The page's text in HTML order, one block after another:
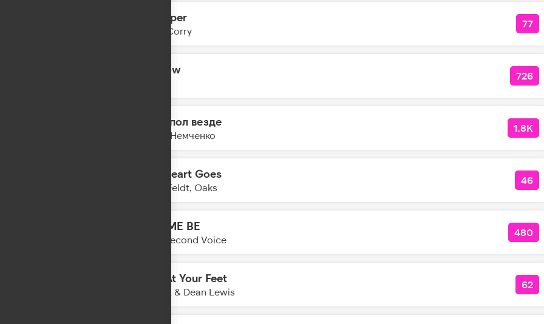
Whisper
Joel Corry
77
Hollow 726
Танцпол везде
Анна Немченко
1.8K
My Heart Goes
Sam Feldt, Oaks
46
LET ME BE
The Second Voice
480
Fall At Your Feet
CYRIL & Dean Lewis
62